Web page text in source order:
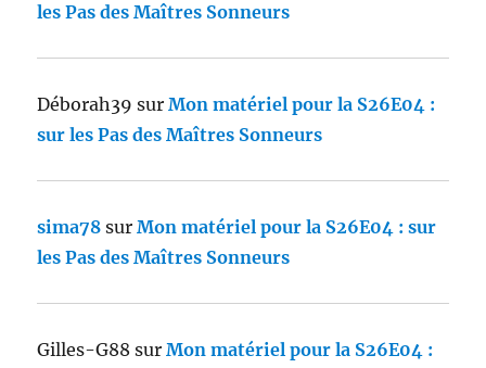
les Pas des Maîtres Sonneurs
Déborah39 surMon matériel pour la S26E04 :
sur les Pas des Maîtres Sonneurs
sima78 surMon matériel pour la S26E04 : sur
les Pas des Maîtres Sonneurs
Gilles-G88 surMon matériel pour la S26E04 :